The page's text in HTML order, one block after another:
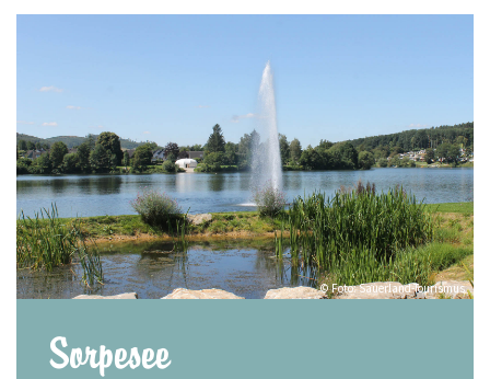
© Foto: Sauerland-Tourismus
Sorpesee